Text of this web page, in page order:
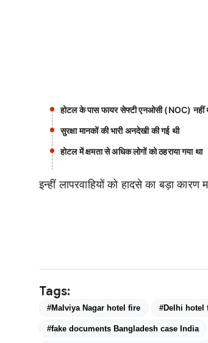
होटल के पास फायर सेफ्टी एनओसी (NOC) नहीं
सुरक्षा मानकों की भारी अनदेखी की गई थी
होटल में क्षमता से अधिक लोगों को ठहराया गया था
इन्हीं लापरवाहियों को हादसे का बड़ा कारण
Tags:
#Malviya Nagar hotel fire #Delhi hotel
#fake documents Bangladesh case India